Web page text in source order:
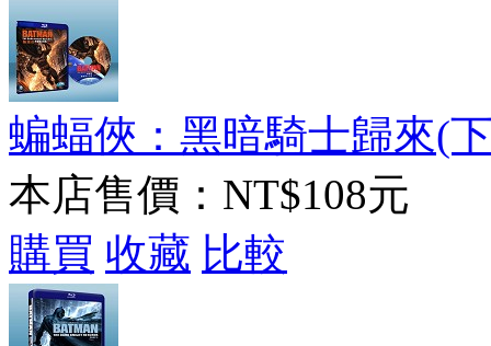
蝙蝠俠：黑暗騎士歸來(
本店售價： NT$108元
購買 收藏 比較